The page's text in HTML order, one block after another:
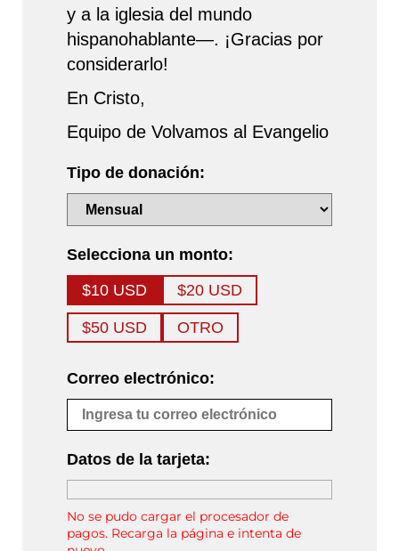
y a la iglesia del mundo
hispanohablante—. ¡Gracias por
considerarlo!
En Cristo,
Equipo de Volvamos al Evangelio
Tipo de donación:
Selecciona un monto:
$10 USD
$20 USD
$50 USD OTRO
Correo electrónico:
Datos de la tarjeta:
No se pudo cargar el procesador de
pagos. Recarga la página e intenta de